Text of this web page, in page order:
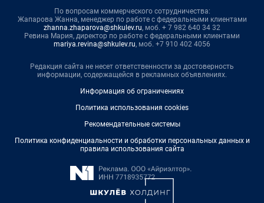
По вопросам коммерческого сотрудничества:
Жапарова Жанна, менеджер по работе с федеральными клиентами
zhanna.zhaparova@shkulev.ru, моб. + 7 982 640 34 32
Ревина Мария, директор по работе с федеральными клиентами
mariya.revina@shkulev.ru, моб. +7 910 402 4056
Редакция сайта не несет ответственности за достоверность
информации, содержащейся в рекламных объявлениях.
Информация об ограничениях
Политика использования cookies
Рекомендательные системы
Политика конфиденциальности и обработки персональных данных и
правила использования сайта